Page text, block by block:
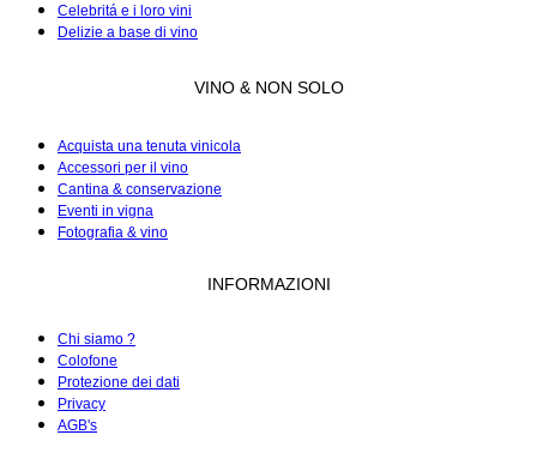
Celebritá e i loro vini
Delizie a base di vino
VINO & NON SOLO
Acquista una tenuta vinicola
Accessori per il vino
Cantina & conservazione
Eventi in vigna
Fotografia & vino
INFORMAZIONI
Chi siamo ?
Colofone
Protezione dei dati
Privacy
AGB's